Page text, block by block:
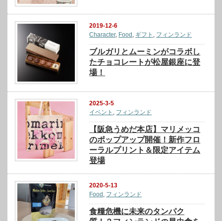
2019-12-6
Character, Food , ギフト , フィンランド
ブルガリとムーミンがコラボし
たチョコレートが松屋銀座に登
場！
2025-3-5
イベント
フィンランド
【阪急うめだ本店】マリメッコ
のポップアップ開催！新作フロ
ーラルプリント＆限定アイテム
登場
2020-5-13
Food フィンランド
食糧危機に未来のタンパク